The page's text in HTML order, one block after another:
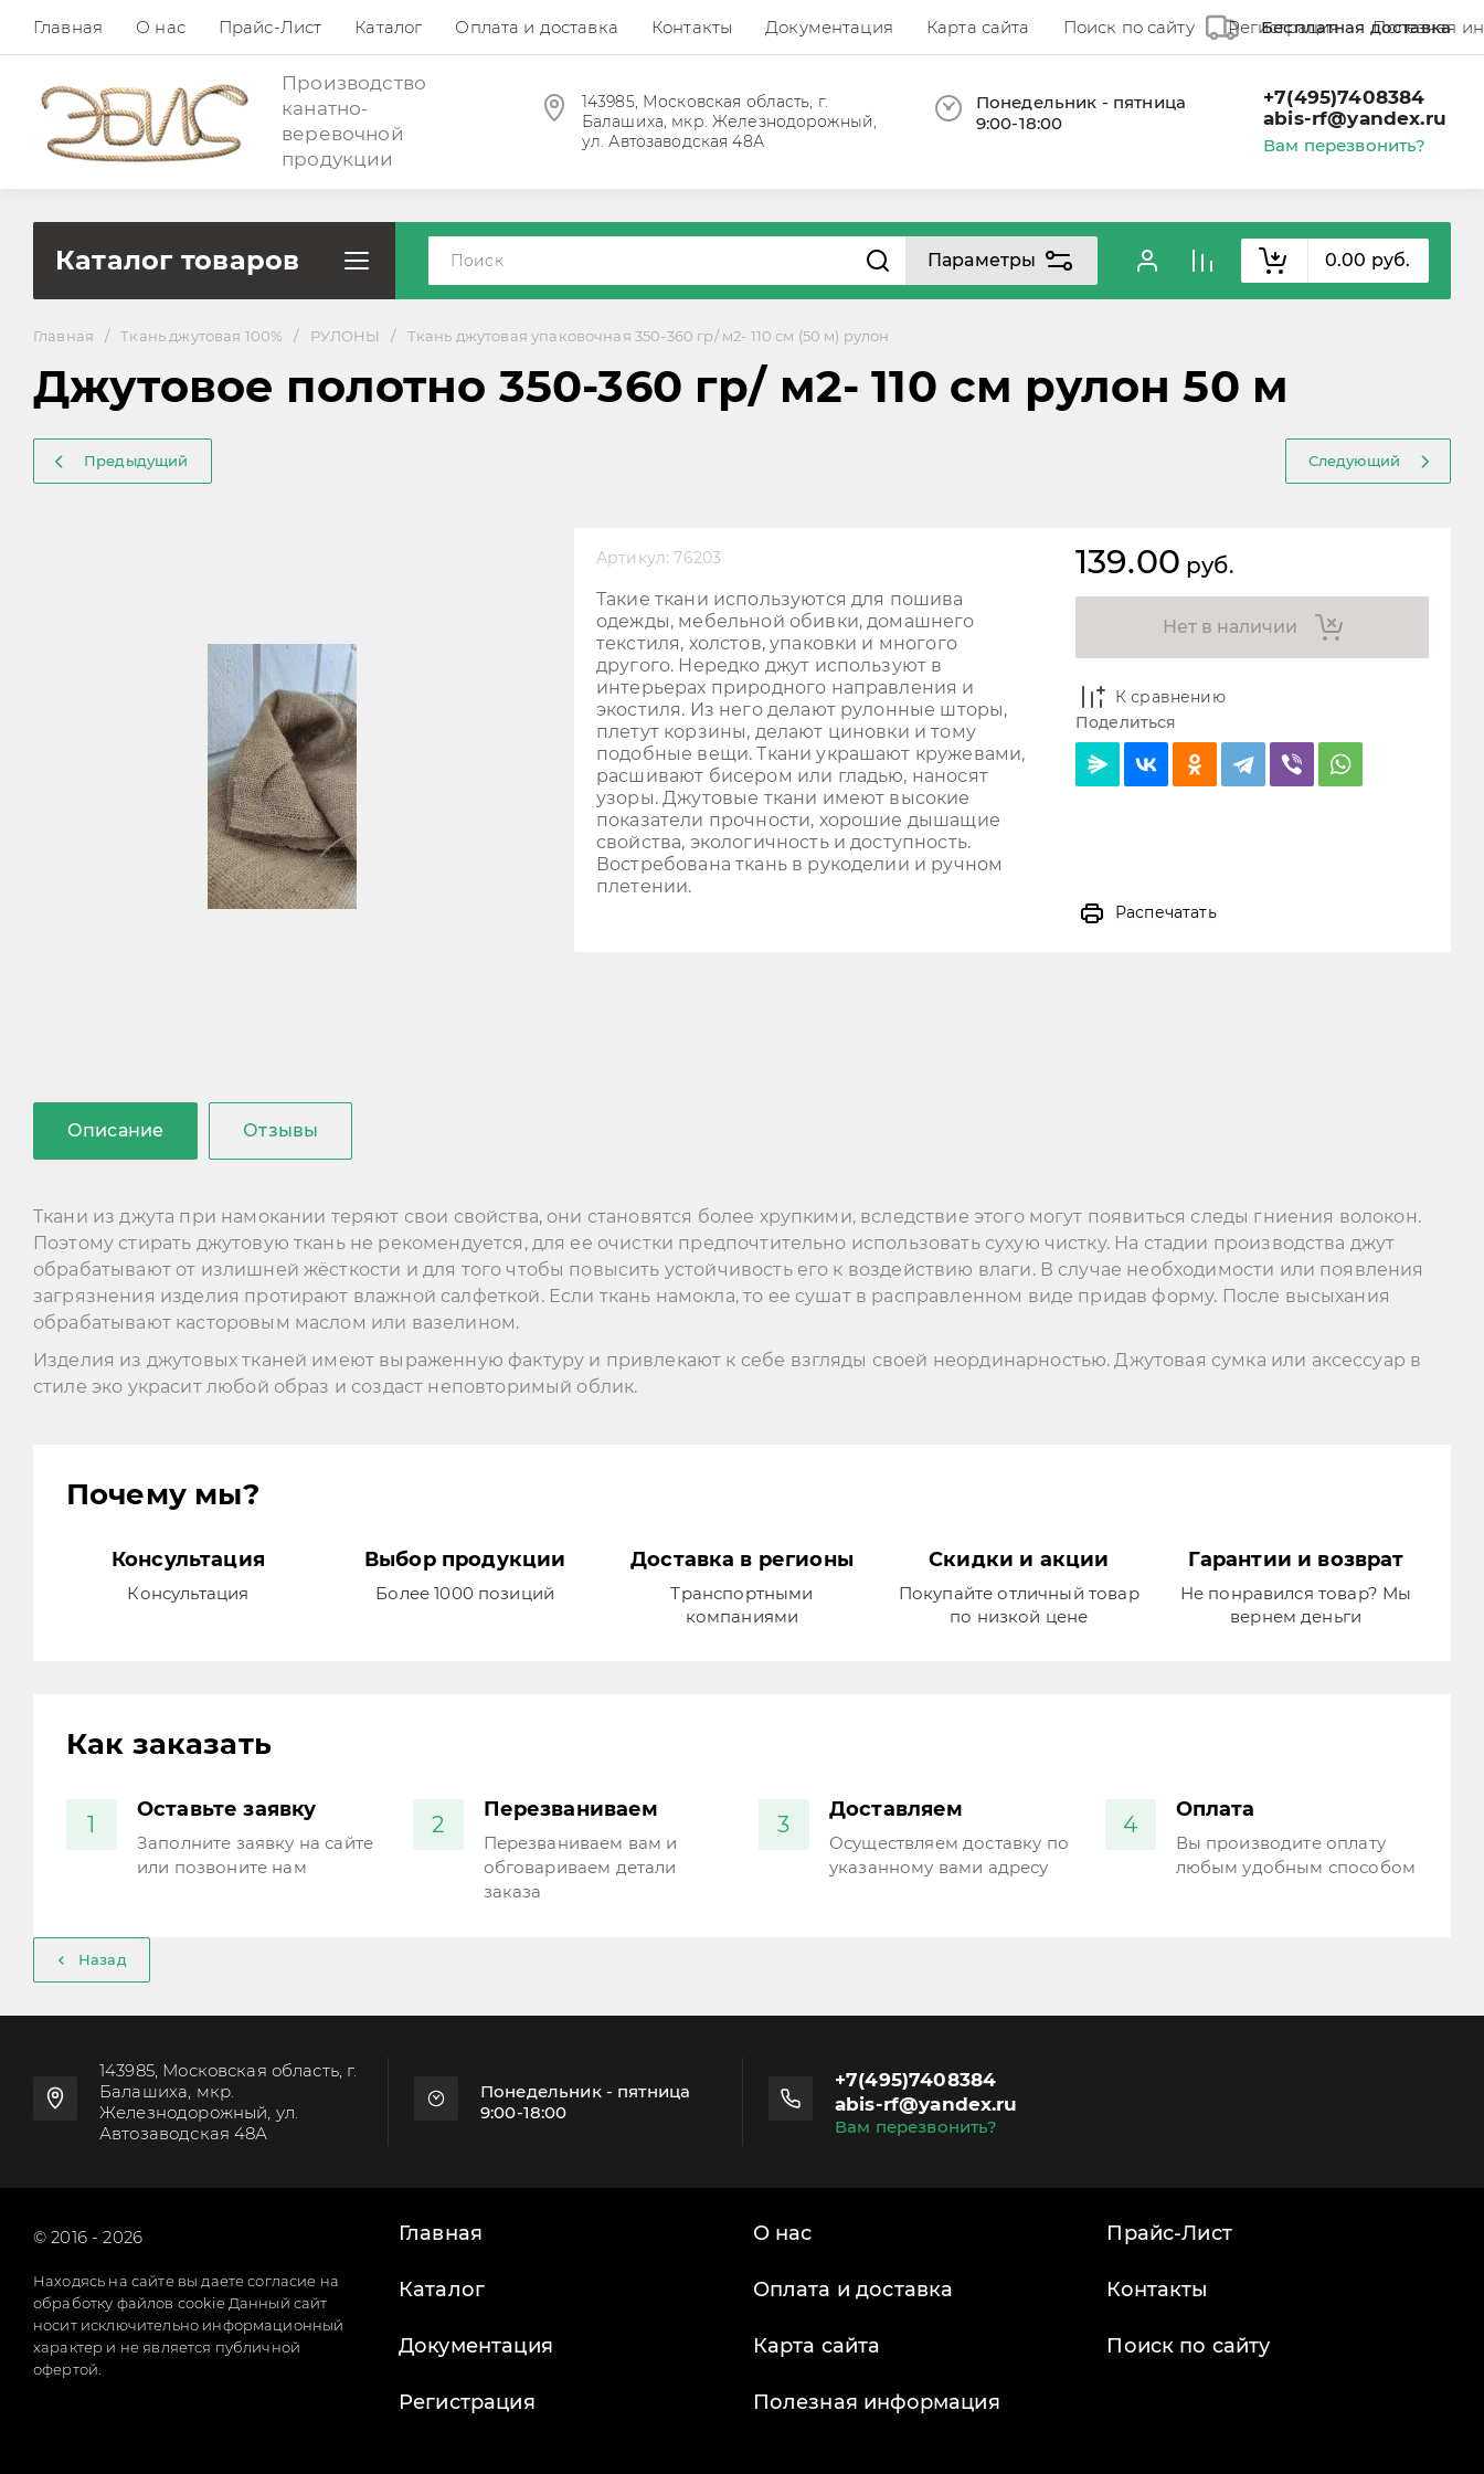
Главная О нас Прайс-Лист Каталог Оплата и доставка Контакты Документация Карта сайта Поиск по сайту Регистрация Полезная
Бесплатная доставка
Производство
канатно-
веревочной
продукции
143985, Московская область, г.
Балашиха, мкр. Железнодорожный,
ул. Автозаводская 48А
Понедельник - пятница
9:00-18:00
+7(495)7408384
abis-rf@yandex.ru
Вам перезвонить?
Каталог товаров Параметры 0.00 руб.
Главная / Ткань джутовая 100% / РУЛОНЫ / Ткань джутовая упаковочная 350-360 гр/ м2- 110 см (50 м) рулон
Джутовое полотно 350-360 гр/ м2- 110 см рулон 50 м
Предыдущий Следующий
Артикул: 76203
Такие ткани используются для пошива
одежды, мебельной обивки, домашнего
текстиля, холстов, упаковки и многого
другого. Нередко джут используют в
интерьерах природного направления и
экостиля. Из него делают рулонные шторы,
плетут корзины, делают циновки и тому
подобные вещи. Ткани украшают кружевами,
расшивают бисером или гладью, наносят
узоры. Джутовые ткани имеют высокие
показатели прочности, хорошие дышащие
свойства, экологичность и доступность.
Востребована ткань в рукоделии и ручном
плетении.
139.00 руб.
Нет в наличии
К сравнению
Поделиться
Распечатать
Описание Отзывы
Ткани из джута при намокании теряют свои свойства, они становятся более хрупкими, вследствие этого могут появиться следы гниения волокон.
Поэтому стирать джутовую ткань не рекомендуется, для ее очистки предпочтительно использовать сухую чистку. На стадии производства джут
обрабатывают от излишней жёсткости и для того чтобы повысить устойчивость его к воздействию влаги. В случае необходимости или появления
загрязнения изделия протирают влажной салфеткой. Если ткань намокла, то ее сушат в расправленном виде придав форму. После высыхания
обрабатывают касторовым маслом или вазелином.
Изделия из джутовых тканей имеют выраженную фактуру и привлекают к себе взгляды своей неординарностью. Джутовая сумка или аксессуар в
стиле эко украсит любой образ и создаст неповторимый облик.
Почему мы?
Консультация
Консультация
Выбор продукции
Более 1000 позиций
Доставка в регионы
Транспортными
компаниями
Скидки и акции
Покупайте отличный товар
по низкой цене
Гарантии и возврат
Не понравился товар? Мы
вернем деньги
Как заказать
1
Оставьте заявку
Заполните заявку на сайте
или позвоните нам
2
Перезваниваем
Перезваниваем вам и
обговариваем детали
заказа
3
Доставляем
Осуществляем доставку по
указанному вами адресу
4
Оплата
Вы производите оплату
любым удобным способом
Назад
143985, Московская область, г.
Балашиха, мкр.
Железнодорожный, ул.
Автозаводская 48А
Понедельник - пятница
9:00-18:00
+7(495)7408384
abis-rf@yandex.ru
Вам перезвонить?
© 2016 - 2026
Находясь на сайте вы даете согласие на
обработку файлов cookie Данный сайт
носит исключительно информационный
характер и не является публичной
офертой.
Главная О нас Прайс-Лист
Каталог Оплата и доставка Контакты
Документация Карта сайта Поиск по сайту
Регистрация Полезная информация